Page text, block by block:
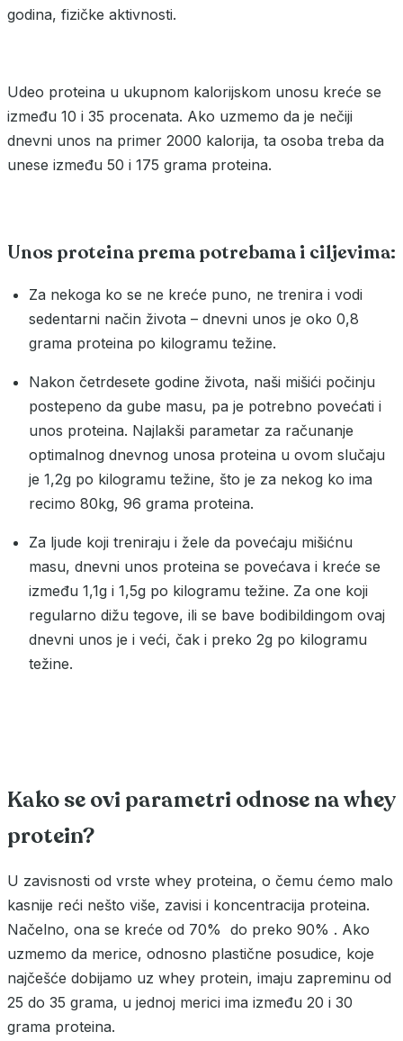
godina, fizičke aktivnosti.
Udeo proteina u ukupnom kalorijskom unosu kreće se
između 10 i 35 procenata. Ako uzmemo da je nečiji
dnevni unos na primer 2000 kalorija, ta osoba treba da
unese između 50 i 175 grama proteina.
Unos proteina prema potrebama i ciljevima:
Za nekoga ko se ne kreće puno, ne trenira i vodi
sedentarni način života – dnevni unos je oko 0,8
grama proteina po kilogramu težine.
Nakon četrdesete godine života, naši mišići počinju
postepeno da gube masu, pa je potrebno povećati i
unos proteina. Najlakši parametar za računanje
optimalnog dnevnog unosa proteina u ovom slučaju
je 1,2g po kilogramu težine, što je za nekog ko ima
recimo 80kg, 96 grama proteina.
Za ljude koji treniraju i žele da povećaju mišićnu
masu, dnevni unos proteina se povećava i kreće se
između 1,1g i 1,5g po kilogramu težine. Za one koji
regularno dižu tegove, ili se bave bodibildingom ovaj
dnevni unos je i veći, čak i preko 2g po kilogramu
težine.
Kako se ovi parametri odnose na whey
protein?
U zavisnosti od vrste whey proteina, o čemu ćemo malo
kasnije reći nešto više, zavisi i koncentracija proteina.
Načelno, ona se kreće od 70% do preko 90% . Ako
uzmemo da merice, odnosno plastične posudice, koje
najčešće dobijamo uz whey protein, imaju zapreminu od
25 do 35 grama, u jednoj merici ima između 20 i 30
grama proteina.